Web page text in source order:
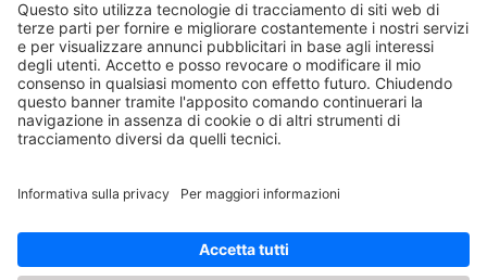
CONTATTI
EdiAcademy
Sede operativa: V.le E. Forlanini, 21 - 20134, Milano
(+39)0270211274
E-mail:formazione@eenet.it
Sede legale: V.le E. Forlanini, 21 - 20134, Milano
ORARI SEGRETERIA
Lunedì—Giovedì: 08:30–17:30
Venerdì: 08:30–16:00